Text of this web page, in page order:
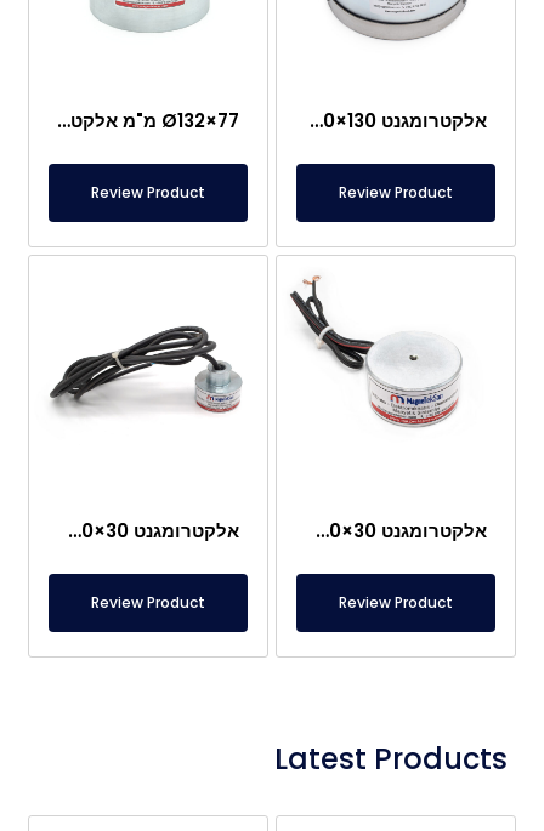
אלקטרומגנט Ø300×130 מ"מ עם מחבר מסוג צבאי
Review Product
Ø132×77 מ"מ אלקטרומגנט בייצור מיוחד
Review Product
אלקטרומגנט Ø60×30 מ"מ עם יציאת כבל צדדית
Review Product
אלקטרומגנט Ø60×30 מ"מ עם חור הברגה מיוחד
Review Product
Latest Products